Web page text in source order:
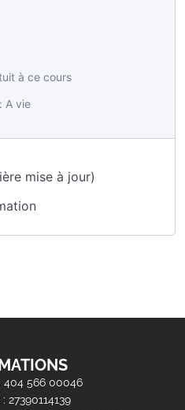
à ce cours
A vie
mise à jour)
404 566 00046
27390114139